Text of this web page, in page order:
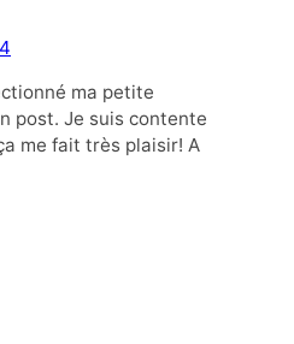
ma petite
post. Je suis contente
me fait très plaisir! A